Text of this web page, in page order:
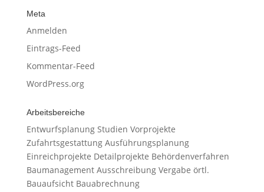
Meta
Anmelden
Eintrags-Feed
Kommentar-Feed
WordPress.org
Arbeitsbereiche
Entwurfsplanung Studien Vorprojekte
Zufahrtsgestattung Ausführungsplanung
Einreichprojekte Detailprojekte Behördenverfahren
Baumanagement Ausschreibung Vergabe örtl.
Bauaufsicht Bauabrechnung